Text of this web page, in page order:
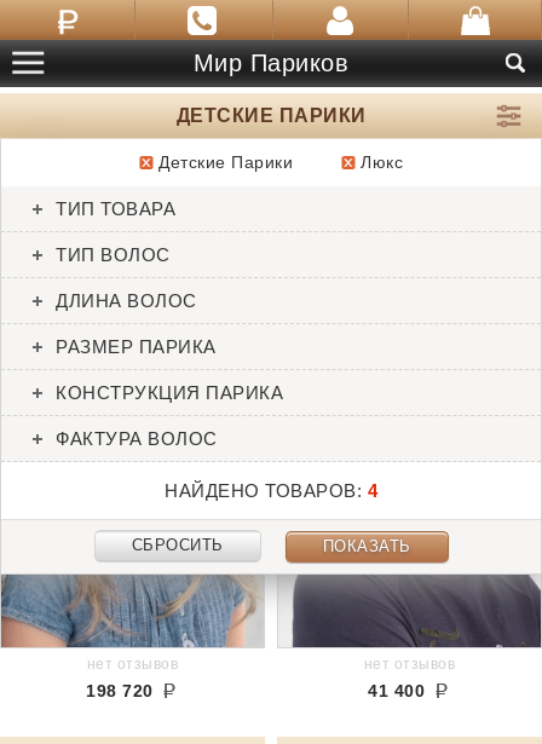
Мир Париков
ДЕТСКИЕ ПАРИКИ
Детские Парики Люкс
ТИП ТОВАРА
ТИП ВОЛОС
ДЛИНА ВОЛОС
РАЗМЕР ПАРИКА
КОНСТРУКЦИЯ ПАРИКА
ФАКТУРА ВОЛОС
НАЙДЕНО ТОВАРОВ: 4
СБРОСИТЬ ПОКАЗАТЬ
Anne Nature
Ellen Wille
нет отзывов
198 720
нет отзывов
41 400